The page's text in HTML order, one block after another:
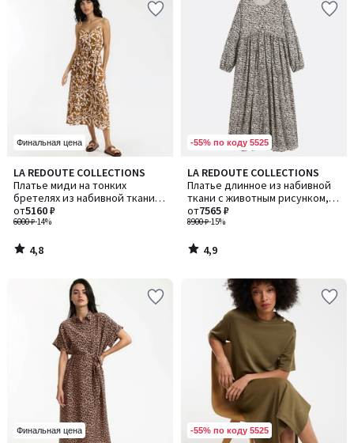
Финальная цена
LA REDOUTE COLLECTIONS
Платье миди на тонких
бретелях из набивной ткани с
цветочным ресунком
6000 ₽-14%
от5160 ₽
4,8
/ 5
4,8
/
-55% по коду 5525
LA REDOUTE COLLECTIONS
Платье длинное из набивной
ткани с животным рисунком,
SUZIE / СЬЮЗИ
8900 ₽-15%
от7565 ₽
4,9
/ 5
4,9
/
Финальная цена -55% по коду 5525